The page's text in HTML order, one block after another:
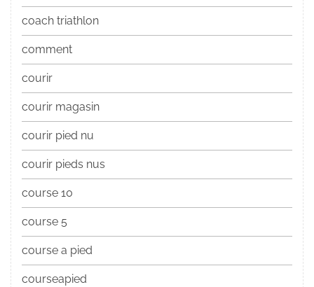
coach triathlon
comment
courir
courir magasin
courir pied nu
courir pieds nus
course 10
course 5
course a pied
courseapied